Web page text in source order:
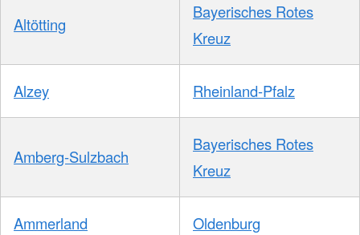
Altötting
Bayerisches Rotes
Kreuz
Alzey Rheinland-Pfalz
Amberg-Sulzbach
Bayerisches Rotes
Kreuz
Ammerland Oldenburg